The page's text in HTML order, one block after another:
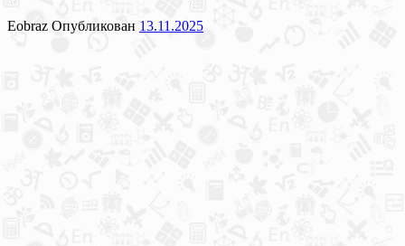
Eobraz Опубликован 13.11.2025